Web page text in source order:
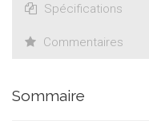
Spécifications
Commentaires
Sommaire